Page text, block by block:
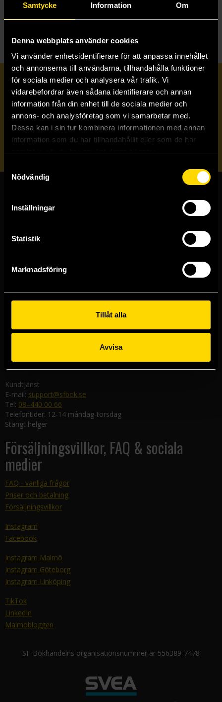
Samtycke Information Om
Denna webbplats använder cookies
Vi använder enhetsidentifierare för att anpassa innehållet
och annonserna till användarna, tillhandahålla funktioner
för sociala medier och analysera vår trafik. Vi
vidarebefordrar även sådana identifierare och annan
information från din enhet till de sociala medier och
annons- och analysföretag som vi samarbetar med.
Dessa kan i sin tur kombinera informationen med annan
information som du har tillhandahållit eller som de har
Nödvändig
Inställningar
Statistik
Marknadsföring
Tillåt alla
Avvisa
SAMLINGSVOLYM
TECKNA & MÅLA TECKNAD SERIE
Prenumerera på vårt nyhetsbrev
Veckobrevet
Skicka
Butiker & kundtjänst
Västerlånggatan 48
Göteborgsbutiken
Kungsgatan 19
Malmöbutiken
582 19 Linköping
Kundtjänst
E-mail: support@sfbok.se
Tel: 08–440 00 66
Telefontider: 12-14 måndag-torsdag
Stängt helger
Försäljningsvillkor, FAQ & sociala
medier
FAQ - vanliga frågor
Priser och betalning
Försäljningsvillkor
Instagram
Facebook
Instagram Malmö
Instagram Göteborg
Instagram Linköping
TikTok
LinkedIn
Malmöbloggen
SF-Bokhandelns organisationsnummer är 556389-7478